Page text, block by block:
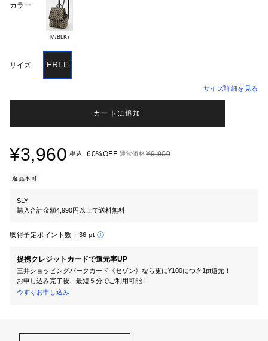
カラー
M/BLK7
サイズ FREE
サイズ詳細を見る
カートに追加
¥3,960 税込 60%OFF 通常価格¥9,900
返品不可
SLY
購入合計金額4,990円以上で送料無料
取得予定ポイント数： 36 pt
提携クレジットカードで還元率UP
三井ショッピングパークカード《セゾン》なら更に¥100につき1pt還元！
お申し込み完了後、最短５分でご利用可能！
今すぐお申し込み